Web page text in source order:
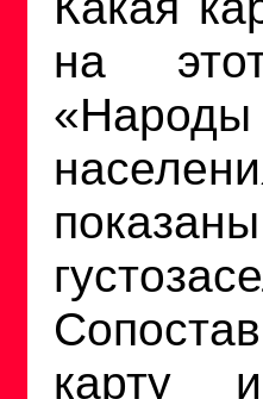
на
карту